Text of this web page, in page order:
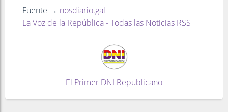
Fuente → nosdiario.gal
La Voz de la República - Todas las Noticias RSS
El Primer DNI Republicano